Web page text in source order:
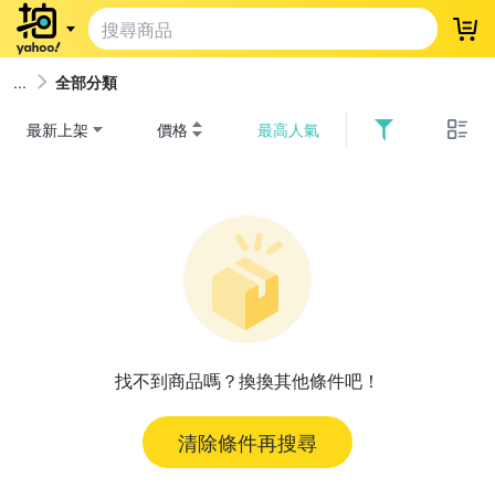
登
全部分類
最新上架 價格 最高人氣
找不到商品嗎？換換其他條件吧！
清除條件再搜尋